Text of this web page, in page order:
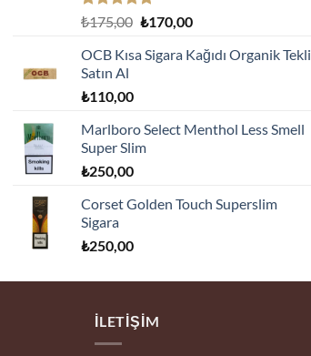
5 üzerinden
oy
aldı
₺175,00 Orijinal
₺175,00.
₺170,00Şu
fiyat:
OCB Kısa Sigara Kağıdı Organik Tekli
Satın Al
₺110,00
Marlboro Select Menthol Less Smell
Super Slim
₺250,00
Corset Golden Touch Superslim
Sigara
₺250,00
İLETIŞIM